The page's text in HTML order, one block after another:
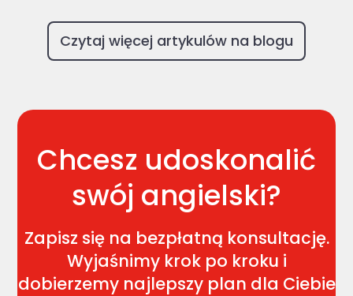
Czytaj więcej artykulów na blogu
Chcesz udoskonalić
swój angielski?
Zapisz się na bezpłatną konsultację.
Wyjaśnimy krok po kroku i
dobierzemy najlepszy plan dla Ciebie